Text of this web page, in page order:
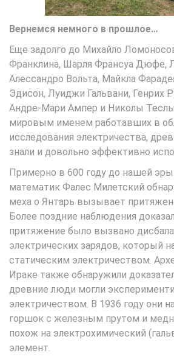
Вернемся немного в прошлое…
Еще задолго до Михайло
Франклина, Шарля Франсуа Дюфе,
Алессандро Вольта, Майкла
Эдисон, Луиджи Гальвани, Генрих
Андре-Мари Ампер и Николы
мировым именем работавших в
исследования электричества,
знали и довольно эффективно
Примерно в 600 году до нашей эры
математик Фалес Милетский
меха о Янтарь вызывает
Более поздние наблюдения
притяжение было вызвано
электрических зарядов, который
статическим электричеством.
Ираке также обнаружили
древние люди могли
электричеством. В 1936 году они
горшок с железным прутом и
похож на электрохимический
элемент.